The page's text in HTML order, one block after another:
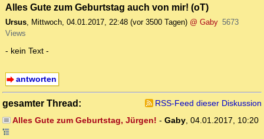
Alles Gute zum Geburtstag auch von mir! (oT)
Ursus, Mittwoch, 04.01.2017, 22:48 (vor 3500 Tagen) @ Gaby 5673
Views
- kein Text -
antworten
gesamter Thread:
RSS-Feed dieser Diskussion
Alles Gute zum Geburtstag, Jürgen! - Gaby, 04.01.2017, 10:20